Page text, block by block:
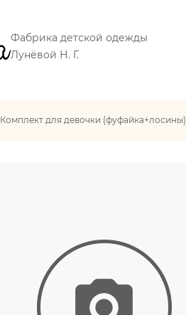
Фабрика детской одежды
Лунёвой Н. Г.
Комплект для девочки (фуфайка+лосины)